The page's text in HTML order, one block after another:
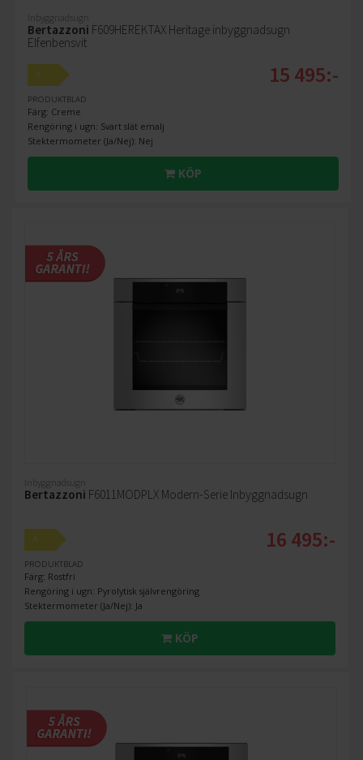
Inbyggnadsugn
Bertazzoni F609HEREKTAX Heritage inbyggnadsugn
Elfenbensvit
A
PRODUKTBLAD
Färg: Creme
Rengöring i ugn: Svart slät emalj
Stektermometer (Ja/Nej): Nej
15 495:-
KÖP
Inbyggnadsugn
Bertazzoni F6011MODPLX Modern-Serie Inbyggnadsugn
A
PRODUKTBLAD
Färg: Rostfri
Rengöring i ugn: Pyrolytisk självrengöring
Stektermometer (Ja/Nej): Ja
16 495:-
KÖP